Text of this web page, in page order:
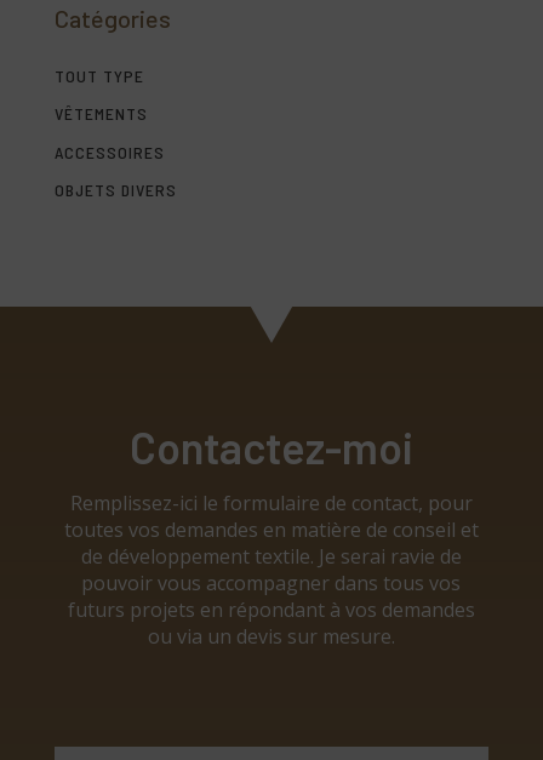
Catégories
TOUT TYPE
VÊTEMENTS
ACCESSOIRES
OBJETS DIVERS
Contactez-moi
Remplissez-ici le formulaire de contact, pour
toutes vos demandes en matière de conseil et
de développement textile. Je serai ravie de
pouvoir vous accompagner dans tous vos
futurs projets en répondant à vos demandes
ou via un devis sur mesure.